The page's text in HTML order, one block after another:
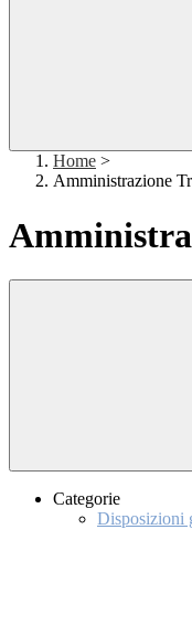
Home >
Amministrazione
Categorie
Disposizioni